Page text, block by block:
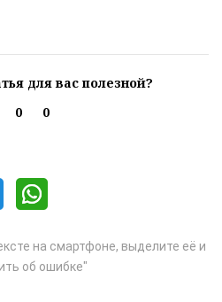
для вас полезной?
0
0
на смартфоне, выделите её и
об ошибке"